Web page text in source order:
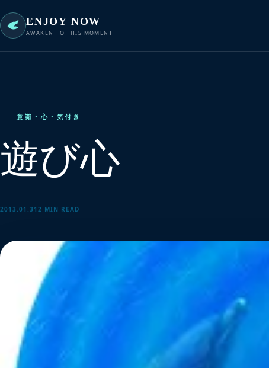
ENJOY NOW
AWAKEN TO THIS MOMENT
意識・心・気付き
遊び心
2013.01.31 2 MIN READ